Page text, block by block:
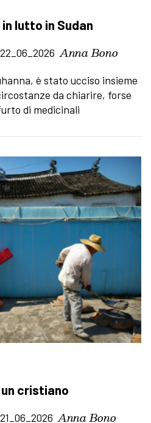
lutto in Sudan
22_06_2026 Anna Bono
è stato ucciso insieme
da chiarire, forse
di medicinali
un cristiano
21_06_2026 Anna Bono